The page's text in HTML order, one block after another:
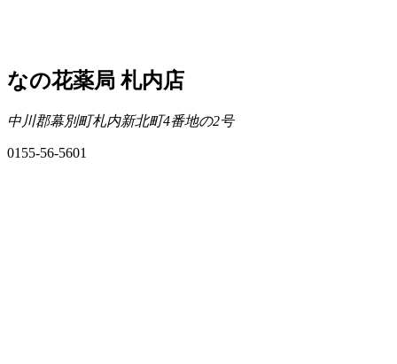
なの花薬局 札内店
中川郡幕別町札内新北町4番地の2号
0155-56-5601